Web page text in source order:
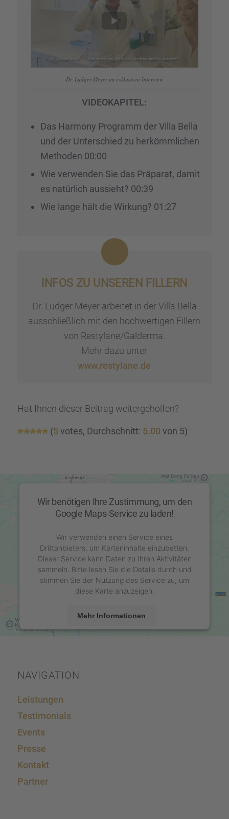
Dr. Ludger Meyer im exklu­si­ven Inter­view
VIDEOKAPITEL:
Das Harmony Programm der Villa Bella
und der Unter­schied zu herkömm­li­chen
Metho­den 00:00
Wie verwen­den Sie das Präpa­rat, damit
es natür­lich aussieht? 00:39
Wie lange hält die Wirkung? 01:27
INFOS ZU UNSEREN FILLERN
Dr. Ludger Meyer arbei­tet in der Villa Bella
ausschließ­lich mit den hochwer­ti­gen Fillern
von Restylane/Galderma.
Mehr dazu unter
www.restylane.de
Hat Ihnen dieser Beitrag weiter­ge­hol­fen?
(5votes, Durch­schnitt: 5.00 von 5)
Wir benötigen Ihre Zustimmung, um den
Google Maps-Service zu laden!
Wir verwenden einen Service eines
Drittanbieters, um Karteninhalte einzubetten.
Dieser Service kann Daten zu Ihren Aktivitäten
sammeln. Bitte lesen Sie die Details durch und
stimmen Sie der Nutzung des Service zu, um
diese Karte anzuzeigen.
Mehr Informationen
NAVIGA­TION
Leistun­gen
Testi­mo­ni­als
Events
Presse
Kontakt
Partner